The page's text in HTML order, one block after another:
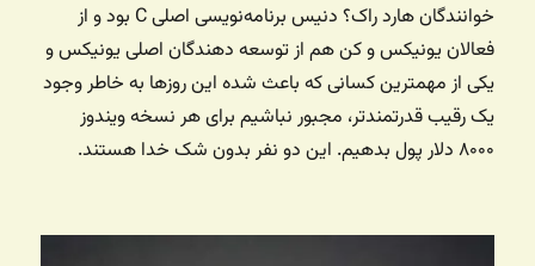
خوانندگان هارد راک؟ دنیس برنامه‌نویسی اصلی C بود و از
فعالان یونیکس و کن هم از توسعه دهندگان اصلی یونیکس و
یکی از مهمترین کسانی که باعث شده این روزها به خاطر وجود
یک رقیب قدرتمندتر، مجبور نباشیم برای هر نسخه ویندوز
۸۰۰۰ دلار پول بدهیم. این دو نفر بدون شک خدا هستند.